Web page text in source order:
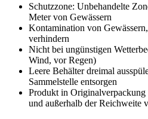
Schutzzone: Unbehandelte
Meter von Gewässern
Kontamination von
verhindern
Nicht bei ungünstigen
Wind, vor Regen)
Leere Behälter dreimal
Sammelstelle entsorgen
Produkt in Originalverpackung
und außerhalb der Reichweite